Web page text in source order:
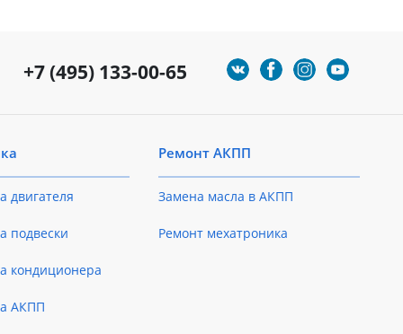
+7 (495) 133-00-65
двигателя
подвески
кондиционера
АКПП
Ремонт АКПП
Замена масла в АКПП
Ремонт мехатроника